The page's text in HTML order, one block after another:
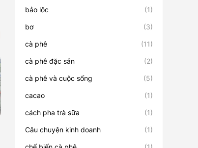
bảo lộc (1)
bơ (3)
cà phê (11)
cà phê đặc sản (2)
cà phê và cuộc sống (5)
cacao (1)
cách pha trà sữa (1)
Câu chuyện kinh doanh (1)